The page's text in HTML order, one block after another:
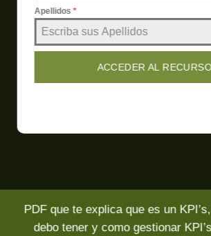
Apellidos*
ACCEDER AL RECURSO
PDF que te explica que es un
debo tener y como gestionar